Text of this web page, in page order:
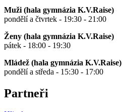
Muži (hala gymnázia K.V.Raise)
pondělí a čtvrtek - 19:30 - 21:00
Ženy (hala gymnázia K.V.Raise)
pátek - 18:00 - 19:30
Mládež (hala gymnázia K.V.Raise)
pondělí a středa - 15:30 - 17:00
Partneři